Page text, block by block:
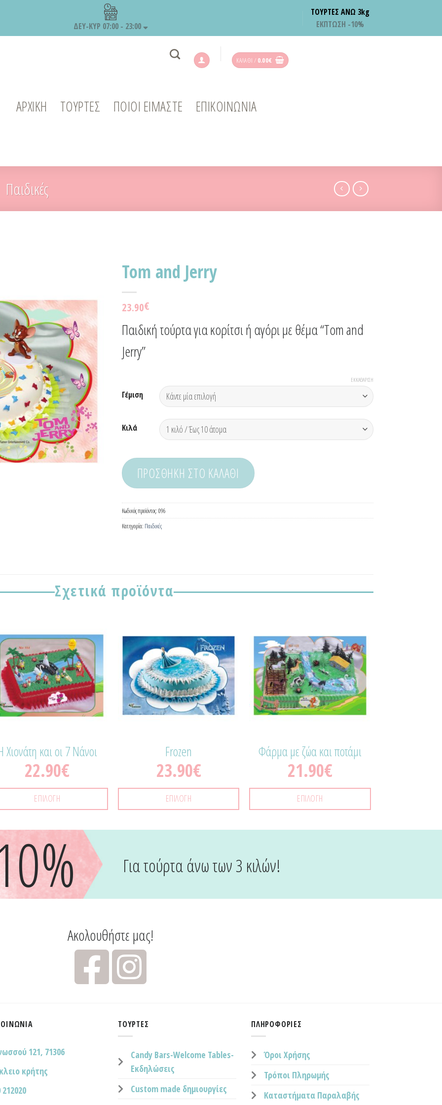
ΔΕΥ-ΚΥΡ 07:00 - 23:00
ΤΟΥΡΤΕΣ ΑΝΩ 3kg
ΕΚΠΤΩΣΗ -10%
ΑΡΧΙΚΉ ΤΟΥΡΤΕΣ ΠΟΙΟΙ ΕΙΜΑΣΤΕ ΕΠΙΚΟΙΝΩΝΙΑ
ΚΑΛΆΘΙ / 0.00€
Παιδικές
Προσθήκη
Tom and Jerry
23.90€
Παιδική τούρτα για κορίτσι ή αγόρι με θέμα “Tom and
Jerry”
Γέμιση
Κιλά
ΕΚΚΑΘΆΡΙΣΗ
ΠΡΟΣΘΉΚΗ ΣΤΟ ΚΑΛΆΘΙ
Κωδικός προϊόντος:096
Κατηγορία: Παιδικές
Σχετικά προϊόντα
στα
Αγαπημένα!
Χιονάτη και οι 7 Νάνοι
22.90€
ΕΠΙΛΟΓΉ
Προσθήκη
στα
Αγαπημένα!
Frozen
23.90€
ΕΠΙΛΟΓΉ
Προσθήκη
στα
Αγαπημένα!
Φάρμα με ζώα και ποτάμι
21.90€
ΕΠΙΛΟΓΉ
Για τούρτα άνω των 3 κιλών!
Ακολουθήστε μας!
121, 71306
κρήτης
212020
ΤΟΎΡΤΕΣ
Candy Bars-Welcome Tables-
Εκδηλώσεις
Custom made δημιουργίες
ΠΛΗΡΟΦΟΡΊΕΣ
Όροι Χρήσης
Τρόποι Πληρωμής
Καταστήματα Παραλαβής